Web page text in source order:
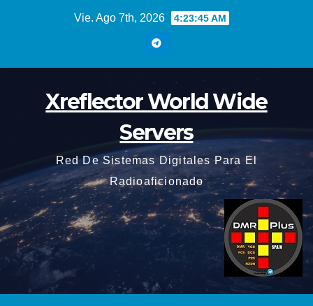
Vie. Ago 7th, 2026 4:23:46 AM
Xreflector World Wide
Servers
Red De Sistemas Digitales Para El
Radioaficionado